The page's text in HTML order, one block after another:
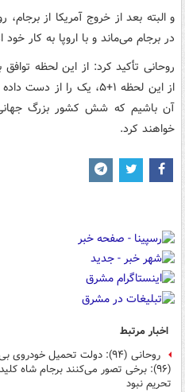
و البته بعد از خروج آمریکا از
در برجام می‌ماند و با اروپا به کار
روحانی تأکید کرد: از این لحظه
از این لحظه ۱+۵، یک را
آن باشیم که شش کشور بزرگ
خواهند کرد.
اخبار مرتبط
روحانی (۹۴): دولت تحمیل
تحریم نبود